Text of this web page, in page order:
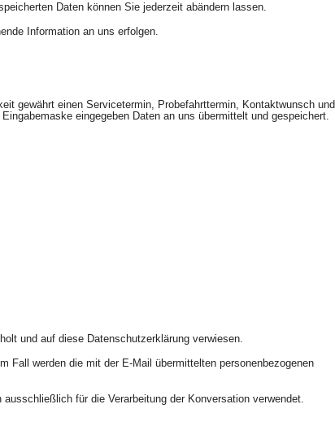
Daten können Sie jederzeit abändern lassen.
Information an uns erfolgen.
gewährt einen Servicetermin, Probefahrttermin, Kontaktwunsch und
eingegeben Daten an uns übermittelt und gespeichert.
und auf diese Datenschutzerklärung verwiesen.
Fall werden die mit der E-Mail übermittelten personenbezogenen
für die Verarbeitung der Konversation verwendet.